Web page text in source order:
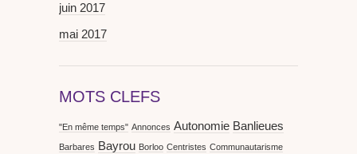
juin 2017
mai 2017
MOTS CLEFS
"En même temps" Annonces Autonomie Banlieues
Barbares Bayrou Borloo Centristes Communautarisme